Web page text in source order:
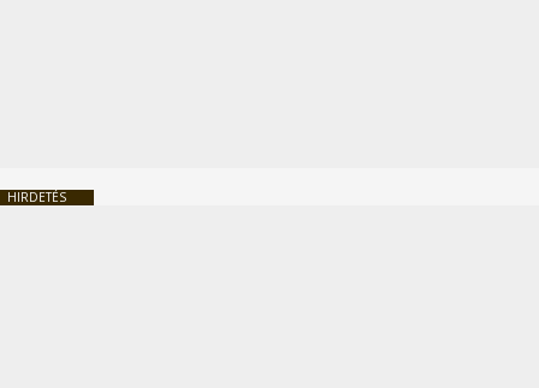
HIRDETÉS